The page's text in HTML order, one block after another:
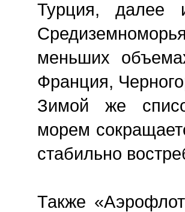
Турция, далее
меньших
Франция,
Зимой же
морем
стабильно
Также